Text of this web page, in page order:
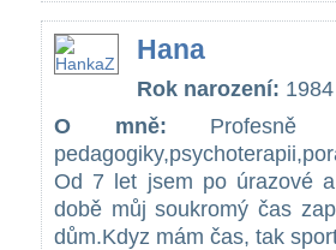
Hana
Rok narození: 1984
O mně: Profesně
Od 7 let jsem po úrazové
době můj soukromý čas
dům.Kdyz mám čas, tak